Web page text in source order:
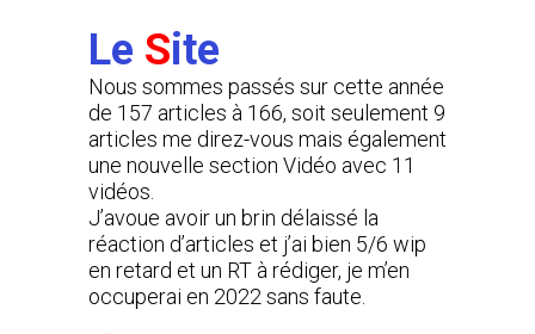
Le Site
Nous sommes passés sur cette année
de 157 articles à 166, soit seulement 9
articles me direz-vous mais également
une nouvelle section Vidéo avec 11
vidéos.
J’avoue avoir un brin délaissé la
réaction d’articles et j’ai bien 5/6 wip
en retard et un RT à rédiger, je m’en
occuperai en 2022 sans faute.